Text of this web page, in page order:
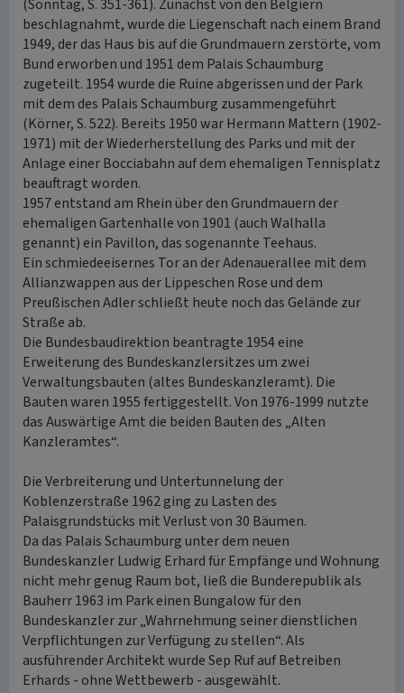
(Sonntag, S. 351-361). Zunächst von den Belgiern
beschlagnahmt, wurde die Liegenschaft nach einem Brand
1949, der das Haus bis auf die Grundmauern zerstörte, vom
Bund erworben und 1951 dem Palais Schaumburg
zugeteilt. 1954 wurde die Ruine abgerissen und der Park
mit dem des Palais Schaumburg zusammengeführt
(Körner, S. 522). Bereits 1950 war Hermann Mattern (1902-
1971) mit der Wiederherstellung des Parks und mit der
Anlage einer Bocciabahn auf dem ehemaligen Tennisplatz
beauftragt worden.
1957 entstand am Rhein über den Grundmauern der
ehemaligen Gartenhalle von 1901 (auch Walhalla
genannt) ein Pavillon, das sogenannte Teehaus.
Ein schmiedeeisernes Tor an der Adenauerallee mit dem
Allianzwappen aus der Lippeschen Rose und dem
Preußischen Adler schließt heute noch das Gelände zur
Straße ab.
Die Bundesbaudirektion beantragte 1954 eine
Erweiterung des Bundeskanzlersitzes um zwei
Verwaltungsbauten (altes Bundeskanzleramt). Die
Bauten waren 1955 fertiggestellt. Von 1976-1999 nutzte
das Auswärtige Amt die beiden Bauten des „Alten
Kanzleramtes“.
Die Verbreiterung und Untertunnelung der
Koblenzerstraße 1962 ging zu Lasten des
Palaisgrundstücks mit Verlust von 30 Bäumen.
Da das Palais Schaumburg unter dem neuen
Bundeskanzler Ludwig Erhard für Empfänge und Wohnung
nicht mehr genug Raum bot, ließ die Bunderepublik als
Bauherr 1963 im Park einen Bungalow für den
Bundeskanzler zur „Wahrnehmung seiner dienstlichen
Verpflichtungen zur Verfügung zu stellen“. Als
ausführender Architekt wurde Sep Ruf auf Betreiben
Erhards - ohne Wettbewerb - ausgewählt.